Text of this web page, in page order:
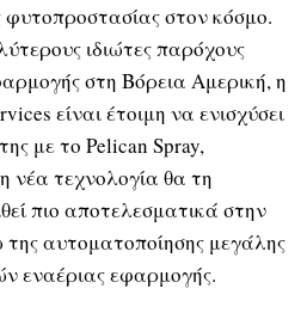
στον κόσμο.
ιδιώτες παρόχους
στη Βόρεια Αμερική, η
είναι έτοιμη να ενισχύσει
με το Pelican Spray,
νέα τεχνολογία θα τη
πιο αποτελεσματικά στην
της αυτοματοποίησης μεγάλης
εναέριας εφαρμογής.